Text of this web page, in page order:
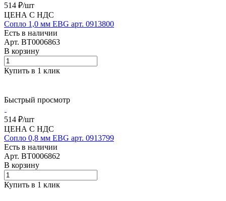
514 ₽/шт
ЦЕНА С НДС
Сопло 1,0 мм EBG арт. 0913800
Есть в наличии
Арт. BT0006863
В корзину
Купить в 1 клик
Быстрый просмотр
514 ₽/шт
ЦЕНА С НДС
Сопло 0,8 мм EBG арт. 0913799
Есть в наличии
Арт. BT0006862
В корзину
Купить в 1 клик